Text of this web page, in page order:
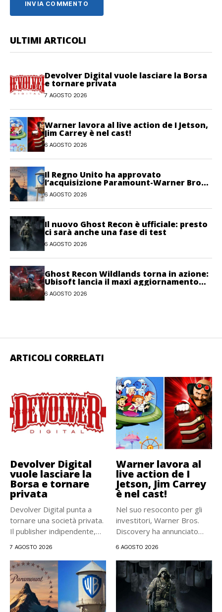
ULTIMI ARTICOLI
Devolver Digital vuole lasciare la Borsa
e tornare privata
7 AGOSTO 2026
Warner lavora al live action de I Jetson,
Jim Carrey è nel cast!
6 AGOSTO 2026
Il Regno Unito ha approvato
l’acquisizione Paramount-Warner Bros
Discovery
6 AGOSTO 2026
Il nuovo Ghost Recon è ufficiale: presto
ci sarà anche una fase di test
6 AGOSTO 2026
Ghost Recon Wildlands torna in azione:
Ubisoft lancia il maxi aggiornamento
gratuito Last Rites
6 AGOSTO 2026
ARTICOLI CORRELATI
Devolver Digital
vuole lasciare la
Borsa e tornare
privata
Devolver Digital punta a
tornare una società privata.
Il publisher indipendente,
7 AGOSTO 2026
Warner lavora al
live action de I
Jetson, Jim Carrey
è nel cast!
Nel suo resoconto per gli
investitori, Warner Bros.
Discovery ha annunciato
6 AGOSTO 2026